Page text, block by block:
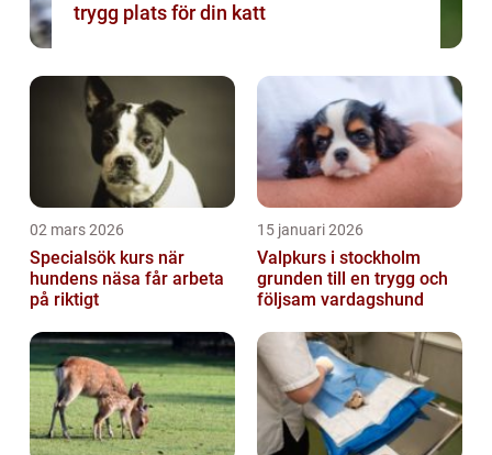
trygg plats för din katt
02 mars 2026
Specialsök kurs när
hundens näsa får arbeta
på riktigt
15 januari 2026
Valpkurs i stockholm
grunden till en trygg och
följsam vardagshund